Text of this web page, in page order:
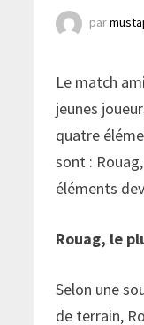
par
Le match
jeunes
quatre
sont :
éléments
Rouag, le
Selon une
de terrain,